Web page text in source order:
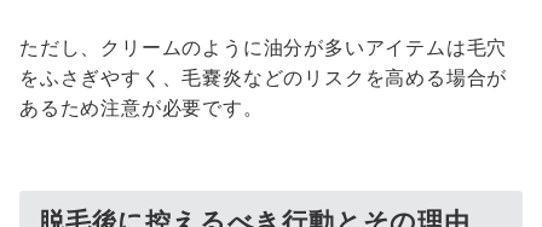
ただし、クリームのように油分が多いアイテムは毛穴
をふさぎやすく、毛嚢炎などのリスクを高める場合が
あるため注意が必要です。
脱毛後に控えるべき行動とその理由